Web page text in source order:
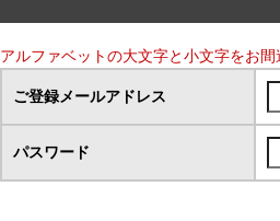
アルファベットの大文字と小文字をお間
ご登録メールアドレス
パスワード